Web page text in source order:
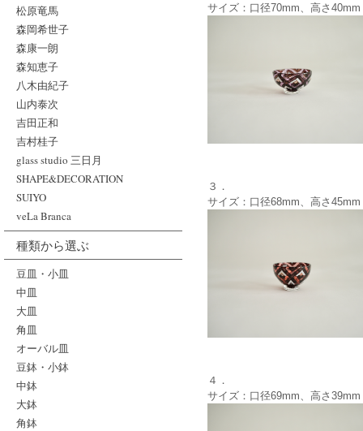
松原竜馬
森岡希世子
森康一朗
森知恵子
八木由紀子
山内泰次
吉田正和
吉村桂子
glass studio 三日月
SHAPE&DECORATION
SUIYO
veLa Branca
種類から選ぶ
豆皿・小皿
中皿
大皿
角皿
オーバル皿
豆鉢・小鉢
中鉢
大鉢
角鉢
サイズ：口径70mm、高さ40mm
３．
サイズ：口径68mm、高さ45mm
４．
サイズ：口径69mm、高さ39mm